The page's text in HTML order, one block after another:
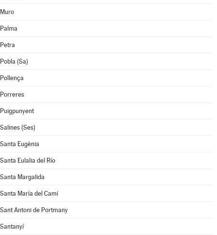
Muro
Palma
Petra
Pobla (Sa)
Pollença
Porreres
Puigpunyent
Salines (Ses)
Santa Eugènia
Santa Eulalia del Río
Santa Margalida
Santa María del Camí
Sant Antoni de Portmany
Santanyí